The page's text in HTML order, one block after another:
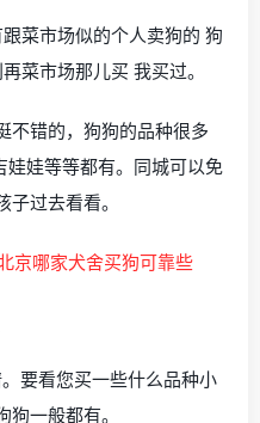
菜市场似的个人卖狗的 狗
菜市场那儿买 我买过。
不错的，狗狗的品种很多
娃等等都有。同城可以免
过去看看。
要看您买一些什么品种小
一般都有。